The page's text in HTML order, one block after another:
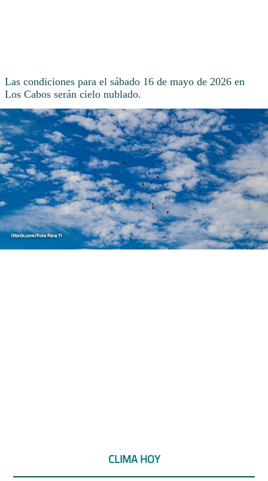
Las condiciones para el sábado 16 de mayo de 2026 en
Los Cabos serán cielo nublado.
CLIMA HOY